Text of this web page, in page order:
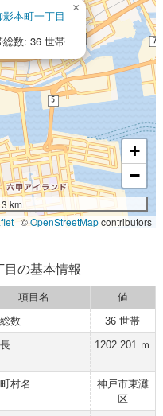
本町一丁目
数: 36 世帯
×
+
−
3 km
| ©OpenStreetMapcontributors
の基本情報
項目名
値
数
36 世帯
1202.201 ｍ
村名
神戸市東灘
区